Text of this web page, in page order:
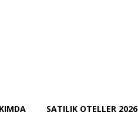
SATILIK OTELLER 2026